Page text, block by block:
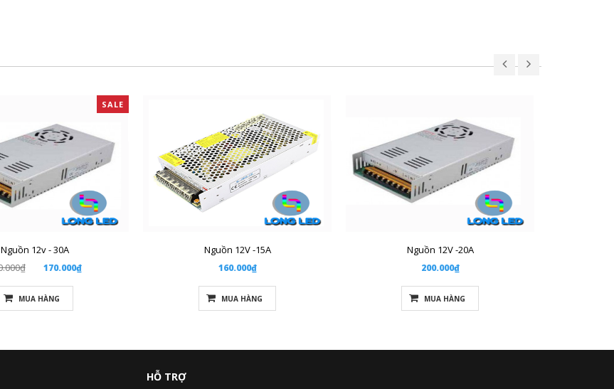
SALE
Nguồn 12v - 30A
170.000₫
MUA HÀNG
Nguồn 12V -15A
160.000₫
MUA HÀNG
Nguồn 12V -20A
200.000₫
MUA HÀNG
HỖ TRỢ